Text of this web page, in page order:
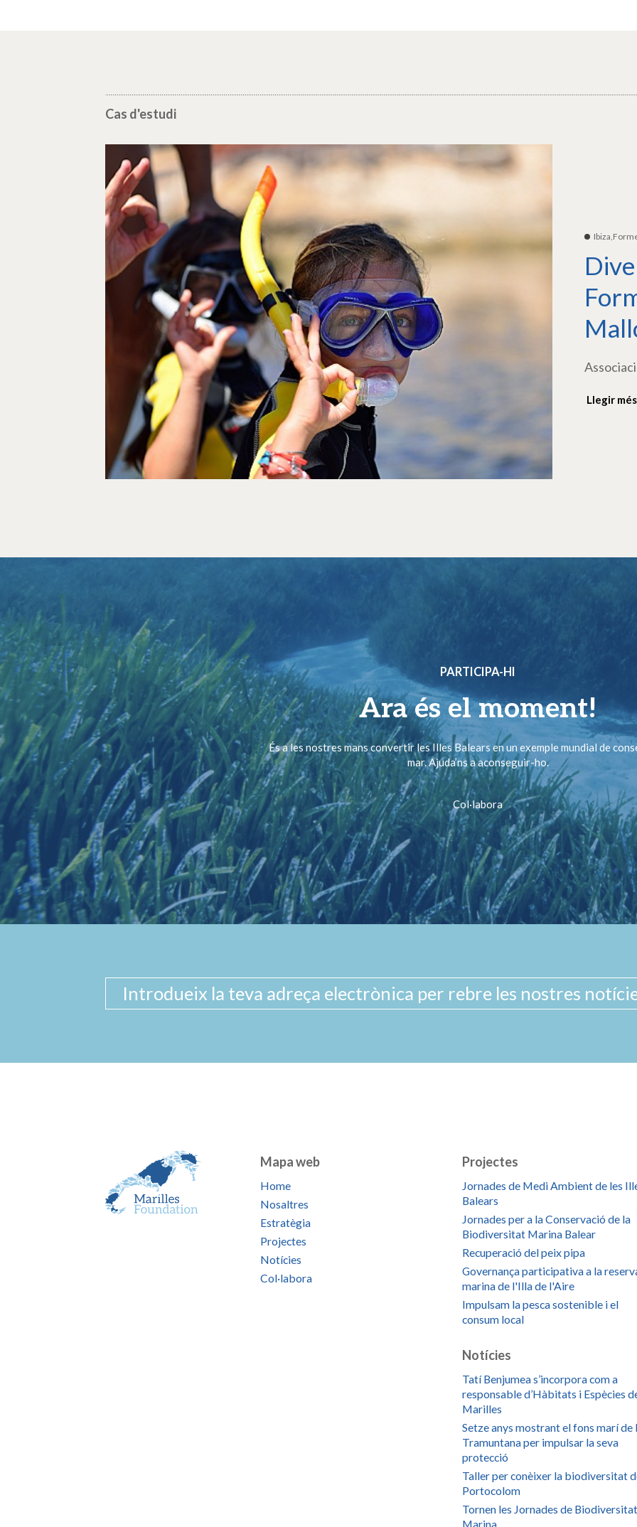
Cas d'estudi
Llegir més
PARTICIPA-HI
Ara és el moment!
És a les nostres mans convertir les Illes Balears en un exemple mundial de
mar. Ajuda’ns a aconseguir-ho.
Col·labora
Mapa web
Home
Nosaltres
Estratègia
Projectes
Notícies
Col·labora
Projectes
Jornades de Medi Ambient de les
Balears
Jornades per a la Conservació de la
Biodiversitat Marina Balear
Recuperació del peix pipa
Governança participativa a la
marina de l'Illa de l'Aire
Impulsam la pesca sostenible i el
consum local
Notícies
Tatí Benjumea s’incorpora com a
responsable d’Hàbitats i Espècies
Marilles
Setze anys mostrant el fons marí de
Tramuntana per impulsar la seva
protecció
Taller per conèixer la biodiversitat
Portocolom
Tornen les Jornades de Biodiversitat
Marina